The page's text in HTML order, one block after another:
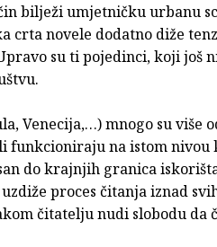
bilježi umjetničku urbanu
crta novele dodatno diže
su ti pojedinci, koji još
Venecija,…) mnogo su više
funkcioniraju na istom nivou
do krajnjih granica
proces čitanja iznad
čitatelju nudi slobodu da